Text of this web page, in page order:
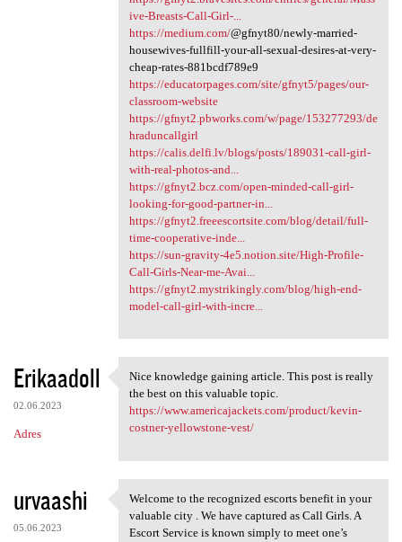
ive-Breasts-Call-Girl-...
https://medium.com/@gfnyt80/newly-married-
housewives-fullfill-your-all-sexual-desires-at-very-
cheap-rates-881bcdf789e9
https://educatorpages.com/site/gfnyt5/pages/our-
classroom-website
https://gfnyt2.pbworks.com/w/page/153277293/de
hraduncallgirl
https://calis.delfi.lv/blogs/posts/189031-call-girl-
with-real-photos-and...
https://gfnyt2.bcz.com/open-minded-call-girl-
looking-for-good-partner-in...
https://gfnyt2.freeescortsite.com/blog/detail/full-
time-cooperative-inde...
https://sun-gravity-4e5.notion.site/High-Profile-
Call-Girls-Near-me-Avai...
https://gfnyt2.mystrikingly.com/blog/high-end-
model-call-girl-with-incre...
Erikaadoll
02.06.2023
Adres
Nice knowledge gaining
Nice knowledge gaining article. This post is really
the best on this valuable topic.
https://www.americajackets.com/product/kevin-
costner-yellowstone-vest/
urvaashi
05.06.2023
Welcome to the recognized
Welcome to the recognized escorts benefit in your
valuable city . We have captured as Call Girls. A
Escort Service is known simply to meet one’s